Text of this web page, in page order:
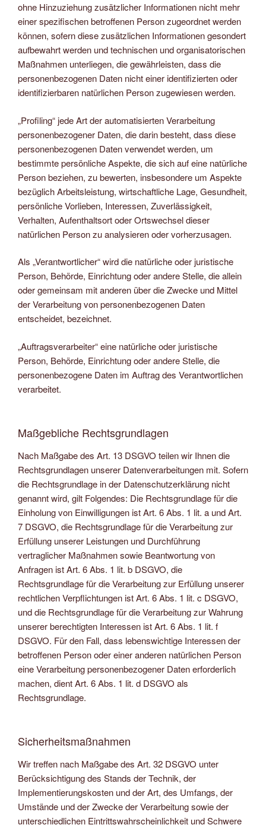
ohne Hinzuziehung zusätzlicher Informationen nicht mehr
einer spezifischen betroffenen Person zugeordnet werden
können, sofern diese zusätzlichen Informationen gesondert
aufbewahrt werden und technischen und organisatorischen
Maßnahmen unterliegen, die gewährleisten, dass die
personenbezogenen Daten nicht einer identifizierten oder
identifizierbaren natürlichen Person zugewiesen werden.
„Profiling“ jede Art der automatisierten Verarbeitung
personenbezogener Daten, die darin besteht, dass diese
personenbezogenen Daten verwendet werden, um
bestimmte persönliche Aspekte, die sich auf eine natürliche
Person beziehen, zu bewerten, insbesondere um Aspekte
bezüglich Arbeitsleistung, wirtschaftliche Lage, Gesundheit,
persönliche Vorlieben, Interessen, Zuverlässigkeit,
Verhalten, Aufenthaltsort oder Ortswechsel dieser
natürlichen Person zu analysieren oder vorherzusagen.
Als „Verantwortlicher“ wird die natürliche oder juristische
Person, Behörde, Einrichtung oder andere Stelle, die allein
oder gemeinsam mit anderen über die Zwecke und Mittel
der Verarbeitung von personenbezogenen Daten
entscheidet, bezeichnet.
„Auftragsverarbeiter“ eine natürliche oder juristische
Person, Behörde, Einrichtung oder andere Stelle, die
personenbezogene Daten im Auftrag des Verantwortlichen
verarbeitet.
Maßgebliche Rechtsgrundlagen
Nach Maßgabe des Art. 13 DSGVO teilen wir Ihnen die
Rechtsgrundlagen unserer Datenverarbeitungen mit. Sofern
die Rechtsgrundlage in der Datenschutzerklärung nicht
genannt wird, gilt Folgendes: Die Rechtsgrundlage für die
Einholung von Einwilligungen ist Art. 6 Abs. 1 lit. a und Art.
7 DSGVO, die Rechtsgrundlage für die Verarbeitung zur
Erfüllung unserer Leistungen und Durchführung
vertraglicher Maßnahmen sowie Beantwortung von
Anfragen ist Art. 6 Abs. 1 lit. b DSGVO, die
Rechtsgrundlage für die Verarbeitung zur Erfüllung unserer
rechtlichen Verpflichtungen ist Art. 6 Abs. 1 lit. c DSGVO,
und die Rechtsgrundlage für die Verarbeitung zur Wahrung
unserer berechtigten Interessen ist Art. 6 Abs. 1 lit. f
DSGVO. Für den Fall, dass lebenswichtige Interessen der
betroffenen Person oder einer anderen natürlichen Person
eine Verarbeitung personenbezogener Daten erforderlich
machen, dient Art. 6 Abs. 1 lit. d DSGVO als
Rechtsgrundlage.
Sicherheitsmaßnahmen
Wir treffen nach Maßgabe des Art. 32 DSGVO unter
Berücksichtigung des Stands der Technik, der
Implementierungskosten und der Art, des Umfangs, der
Umstände und der Zwecke der Verarbeitung sowie der
unterschiedlichen Eintrittswahrscheinlichkeit und Schwere